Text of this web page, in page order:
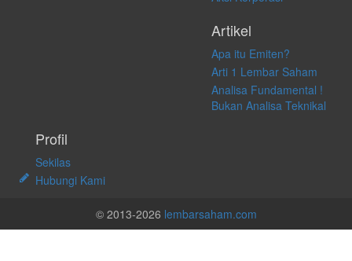
Artikel
Apa itu Emiten?
Arti 1 Lembar Saham
Analisa Fundamental !
Bukan Analisa Teknikal
Profil
Sekilas
Hubungi Kami
© 2013-2026 lembarsaham.com